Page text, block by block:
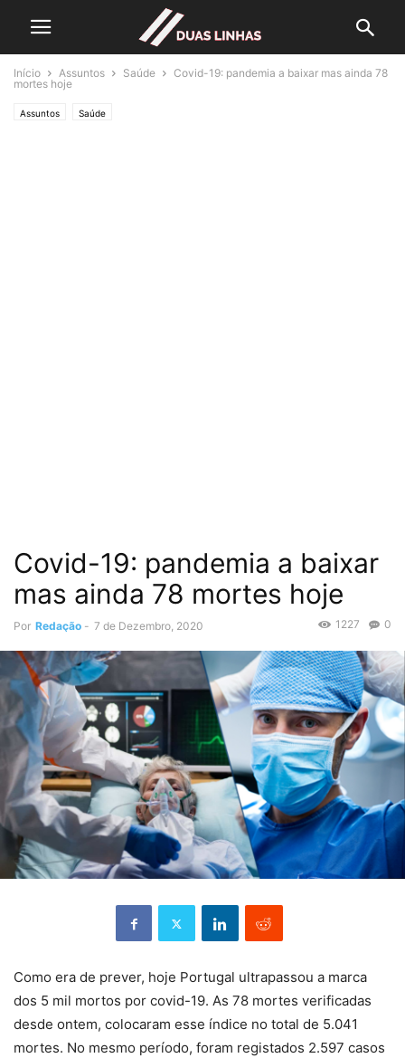
Início Assuntos Saúde
Covid-19: pandemia a baixar mas ainda 78
mortes hoje
Assuntos Saúde
Covid-19: pandemia a baixar
mas ainda 78 mortes hoje
Por Redação - 7 de Dezembro, 2020 0
1227
Como era de prever, hoje Portugal ultrapassou a marca
dos 5 mil mortos por covid-19. As 78 mortes verificadas
desde ontem, colocaram esse índice no total de 5.041
mortes. No mesmo período, foram registados 2.597 casos